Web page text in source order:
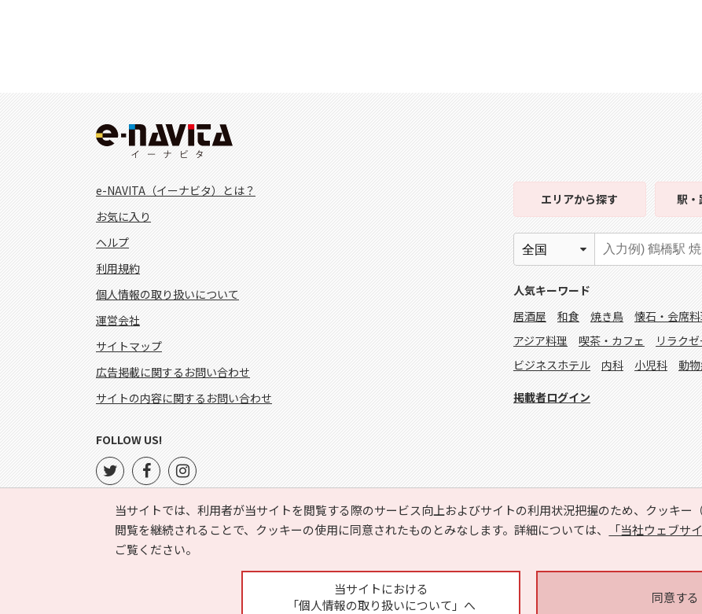
当サイトでは、利用者が当サイトを閲覧する際のサービス向上およびサイトの利用状況把握のため、クッキー
閲覧を継続されることで、クッキーの使用に同意されたものとみなします。詳細については、
「当社ウェブサ
ご覧ください。
当サイトにおける
「個人情報の取り扱いについて」へ
同意する
e-NAVITA（イーナビタ）とは？
お気に入り
ヘルプ
利用規約
個人情報の取り扱いについて
運営会社
サイトマップ
広告掲載に関するお問い合わせ
サイトの内容に関するお問い合わせ
エリアから探す 駅・
人気キーワード
居酒屋
和食 焼き鳥 懐石・会席
アジア料理
喫茶・カフェ リラク
ビジネスホテル
内科 小児科 動
掲載者ログイン
FOLLOW US!
Copyright © HYOJITO.Co.,Ltd. All Rights Reserved.